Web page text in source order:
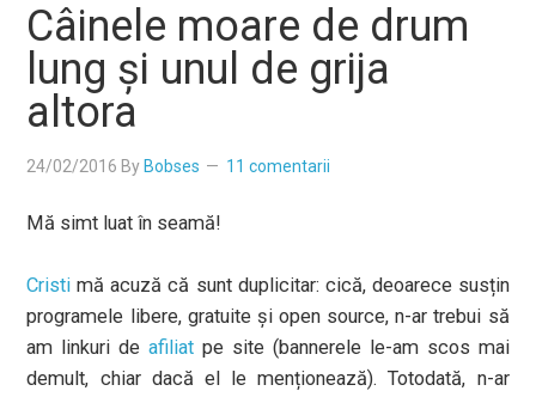
Câinele moare de drum
lung și unul de grija
altora
24/02/2016 By Bobses 11 comentarii
Mă simt luat în seamă!
Cristi mă acuză că sunt duplicitar: cică, deoarece susțin
programele libere, gratuite și open source, n-ar trebui să
am linkuri deafiliat pe site (bannerele le-am scos mai
demult, chiar dacă el le menționează). Totodată, n-ar